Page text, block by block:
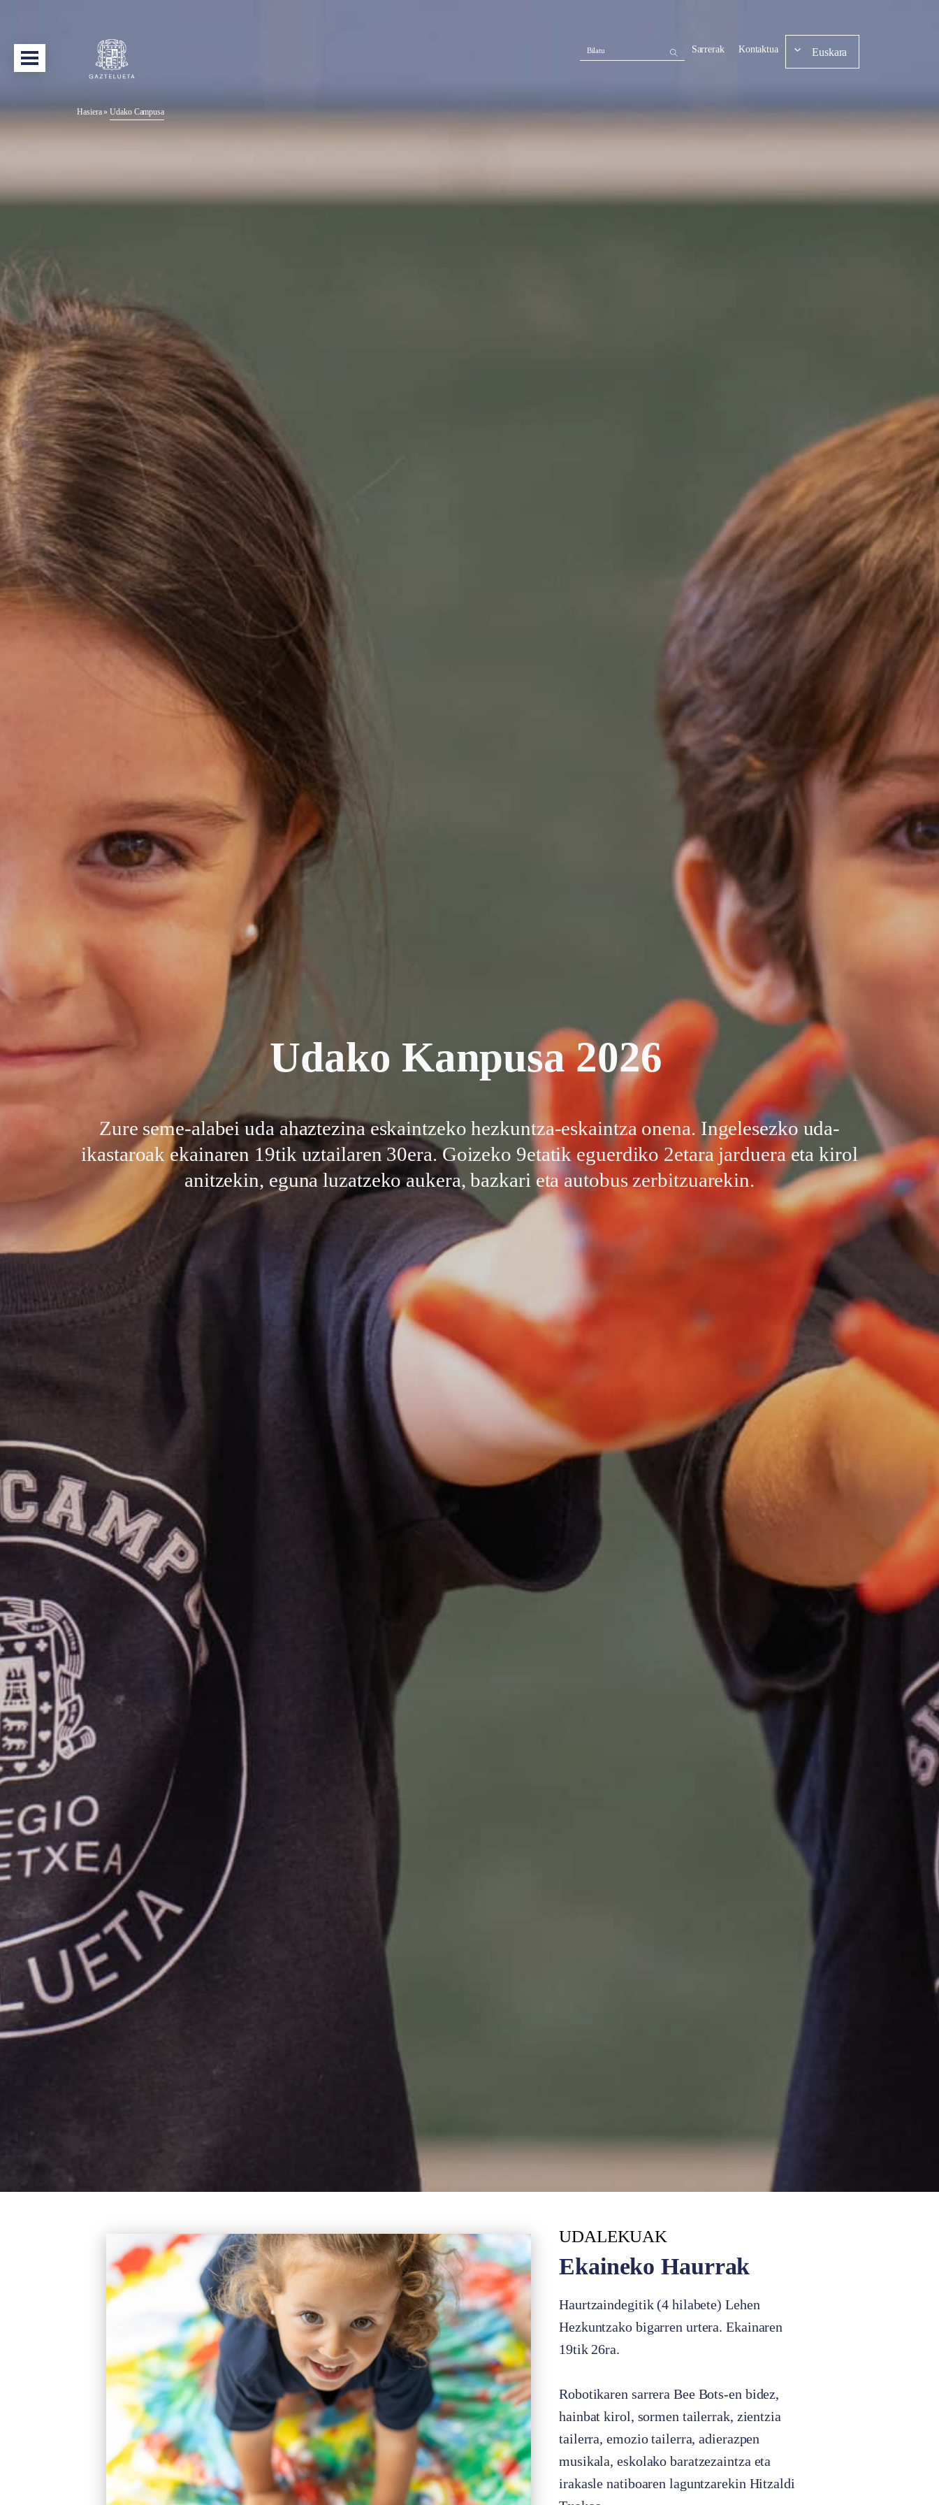
Hasiera»Udako Campusa
Bilatu Sarrerak Kontaktua Euskara
Udako Kanpusa 2026
Zure seme-alabei uda ahaztezina eskaintzeko hezkuntza-eskaintza onena. Ingelesezko uda-
ikastaroak ekainaren 19tik uztailaren 30era. Goizeko 9etatik eguerdiko 2etara jarduera eta kirol
anitzekin, eguna luzatzeko aukera, bazkari eta autobus zerbitzuarekin.
UDALEKUAK
Ekaineko Haurrak
Haurtzaindegitik (4 hilabete) Lehen
Hezkuntzako bigarren urtera. Ekainaren
19tik 26ra.
Robotikaren sarrera Bee Bots-en bidez,
hainbat kirol, sormen tailerrak, zientzia
tailerra, emozio tailerra, adierazpen
musikala, eskolako baratzezaintza eta
irakasle natiboaren laguntzarekin Hitzaldi